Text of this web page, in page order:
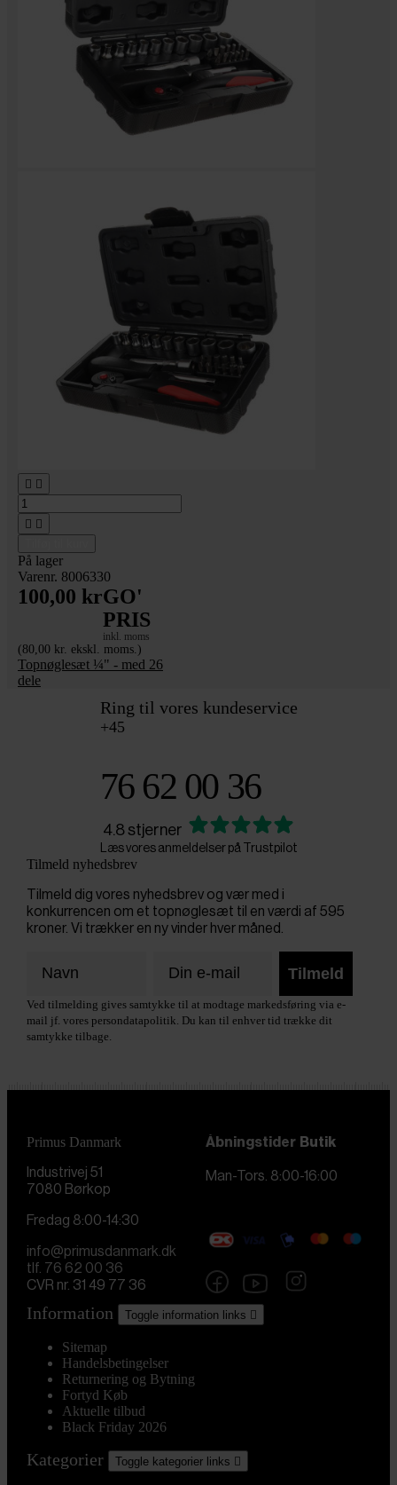
 
 
På lager
Varenr. 8006330
100,00 krGO'
PRIS
inkl. moms
(80,00 kr. ekskl. moms.)
Topnøglesæt ¼" - med 26
dele
Ring til vores kundeservice
+45
76 62 00 36
4.8 stjerner
Læs vores anmeldelser på Trustpilot
Tilmeld nyhedsbrev
Tilmeld dig vores nyhedsbrev og vær med i
konkurrencen om et topnøglesæt til en værdi af 595
kroner. Vi trækker en ny vinder hver måned.
Tilmeld
Ved tilmelding gives samtykke til at modtage markedsføring via e-
mail jf. vores persondatapolitik. Du kan til enhver tid trække dit
samtykke tilbage.
Primus Danmark
Industrivej 51
7080 Børkop
Åbningstider Butik
Man-Tors. 8:00-16:00
Fredag 8:00-14:30
info@primusdanmark.dk
tlf. 76 62 00 36
CVR nr. 31 49 77 36
Information Toggle information links 
Sitemap
Handelsbetingelser
Returnering og Bytning
Fortyd Køb
Aktuelle tilbud
Black Friday 2026
Kategorier Toggle kategorier links 